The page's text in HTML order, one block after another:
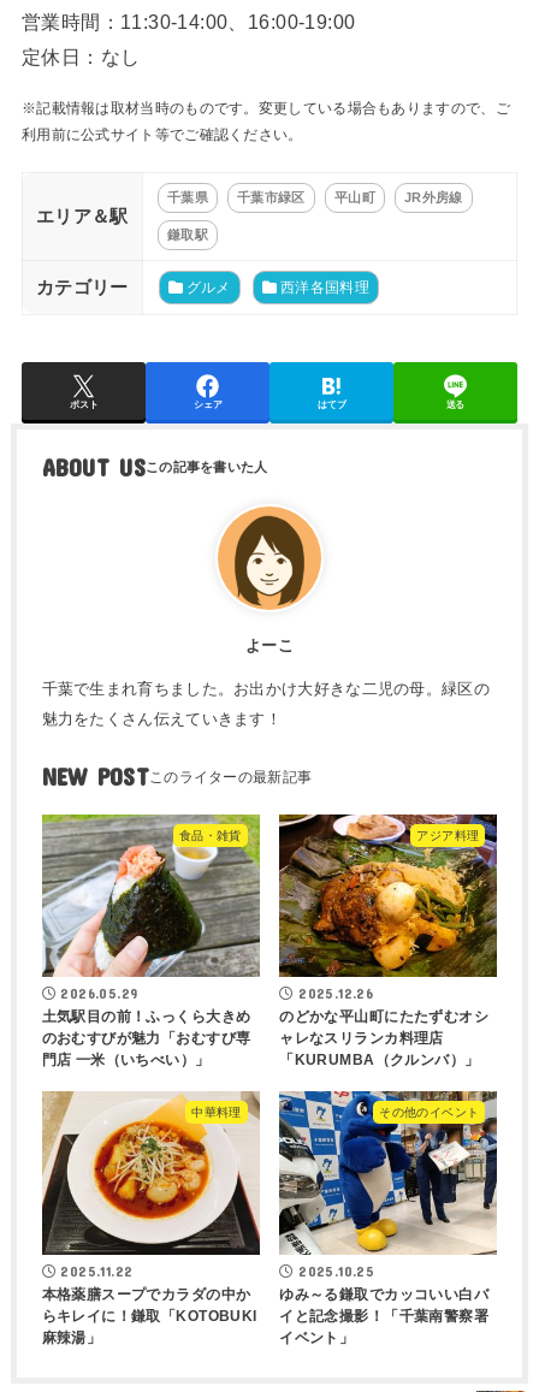
営業時間：11:30-14:00、16:00-19:00
定休日：なし
※記載情報は取材当時のものです。変更している場合もありますので、ご
利用前に公式サイト等でご確認ください。
エリア＆駅
千葉県 千葉市緑区 平山町 JR外房線
鎌取駅
カテゴリー グルメ 西洋各国料理
ポスト シェア はてブ 送る
ABOUT US
よーこ
千葉で生まれ育ちました。お出かけ大好きな二児の母。緑区の
魅力をたくさん伝えていきます！
NEW POST
食品・雑貨
2026.05.29
土気駅目の前！ふっくら大きめ
のおむすびが魅力「おむすび専
門店 一米（いちべい）」
アジア料理
2025.12.26
のどかな平山町にたたずむオシ
ャレなスリランカ料理店
「KURUMBA（クルンバ）」
中華料理
2025.11.22
本格薬膳スープでカラダの中か
らキレイに！鎌取「KOTOBUKI
麻辣湯」
その他のイベント
2025.10.25
ゆみ～る鎌取でカッコいい白バ
イと記念撮影！「千葉南警察署
イベント」